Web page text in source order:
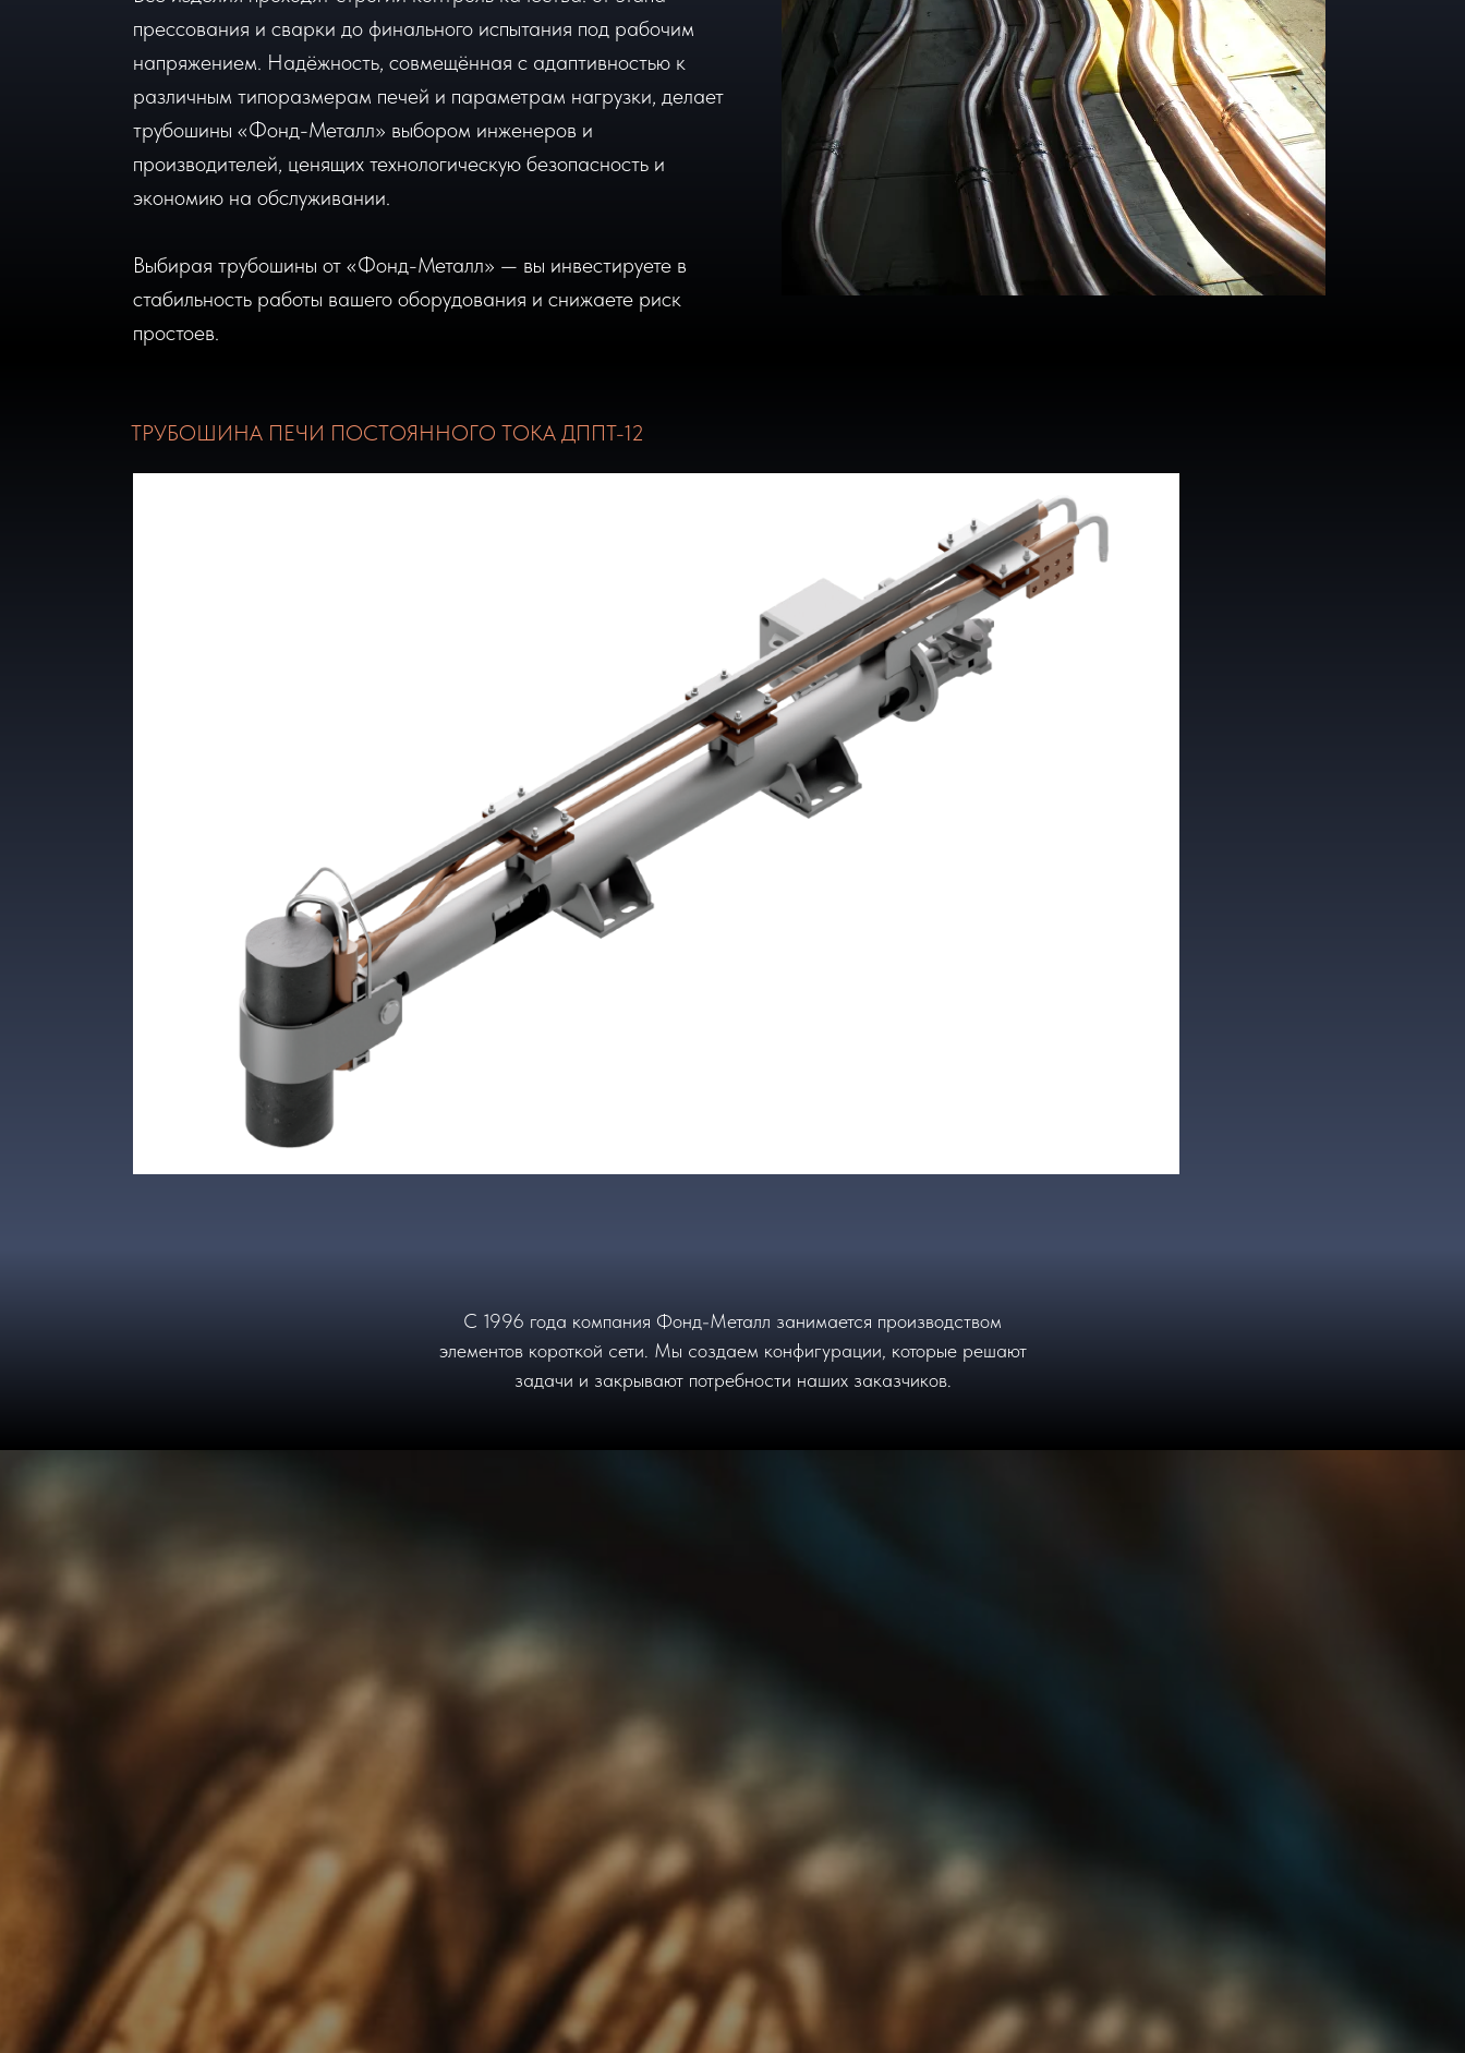
прессования и сварки до финального испытания под рабочим
напряжением. Надёжность, совмещённая с адаптивностью к
различным типоразмерам печей и параметрам нагрузки, делает
трубошины «Фонд-Металл» выбором инженеров и
производителей, ценящих технологическую безопасность и
экономию на обслуживании.
Выбирая трубошины от «Фонд-Металл» — вы инвестируете в
стабильность работы вашего оборудования и снижаете риск
простоев.
ТРУБОШИНА ПЕЧИ ПОСТОЯННОГО ТОКА ДППТ-12
С 1996 года компания Фонд-Металл занимается производством
элементов короткой сети. Мы создаем конфигурации, которые решают
задачи и закрывают потребности наших заказчиков.